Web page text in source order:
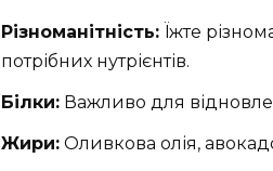
Різноманітність: Їжте
потрібних нутрієнтів.
Білки: Важливо для
Жири: Оливкова олія,